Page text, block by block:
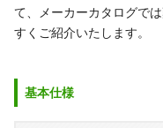
て、メーカーカタログで
すくご紹介いたします。
基本仕様